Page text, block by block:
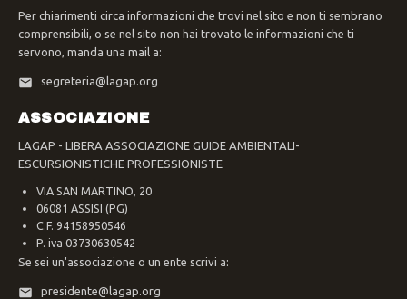
Per chiarimenti circa informazioni che trovi nel sito e non ti sembrano
comprensibili, o se nel sito non hai trovato le informazioni che ti
servono, manda una mail a:
segreteria@lagap.org
ASSOCIAZIONE
LAGAP - LIBERA ASSOCIAZIONE GUIDE AMBIENTALI-
ESCURSIONISTICHE PROFESSIONISTE
VIA SAN MARTINO, 20
06081 ASSISI (PG)
C.F. 94158950546
P. iva 03730630542
Se sei un'associazione o un ente scrivi a:
presidente@lagap.org